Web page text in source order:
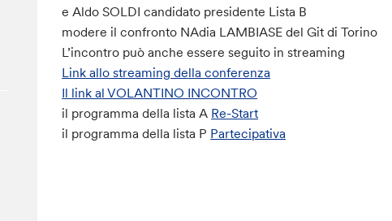
e Aldo SOLDI candidato presidente Lista B
modere il confronto NAdia LAMBIASE del Git di Torino
L’incontro può anche essere seguito in streaming
Link allo streaming della conferenza
Il link al VOLANTINO INCONTRO
il programma della lista A Re-Start
il programma della lista P Partecipativa